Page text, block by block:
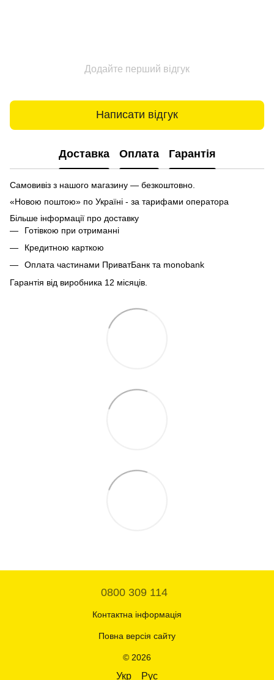
Додайте перший відгук
Написати відгук
Доставка Оплата Гарантія
Самовивіз з нашого магазину — безкоштовно.
«Новою поштою» по Україні - за тарифами оператора
Більше інформації про доставку
Готівкою при отриманні
Кредитною карткою
Оплата частинами ПриватБанк та monobank
Гарантія від виробника 12 місяців.
0800 309 114
Контактна інформація
Повна версія сайту
© 2026
Укр Рус